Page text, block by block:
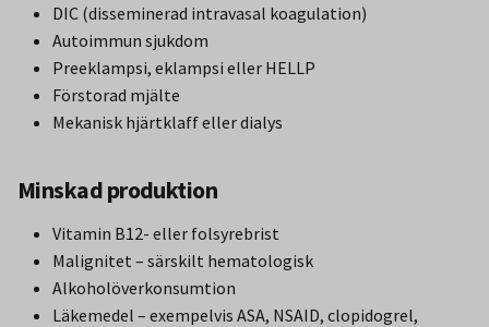
DIC (disseminerad intravasal koagulation)
Autoimmun sjukdom
Preeklampsi, eklampsi eller HELLP
Förstorad mjälte
Mekanisk hjärtklaff eller dialys
Minskad produktion
Vitamin B12- eller folsyrebrist
Malignitet – särskilt hematologisk
Alkoholöverkonsumtion
Läkemedel – exempelvis ASA, NSAID, clopidogrel,